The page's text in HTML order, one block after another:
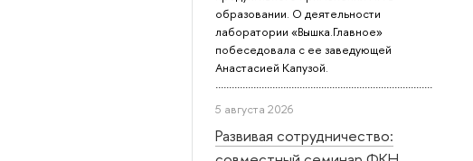
образовании. О деятельности
лаборатории «Вышка.Главное»
побеседовала с ее заведующей
Анастасией Капузой.
5 августа 2026
Развивая сотрудничество: